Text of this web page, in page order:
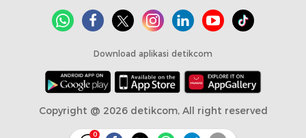
0
Download aplikasi detikcom
Copyright @ 2026 detikcom, All right reserved